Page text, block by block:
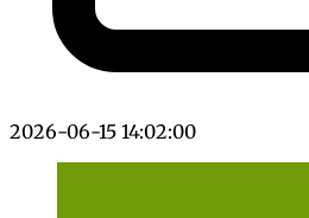
2026-06-15 14:02:00